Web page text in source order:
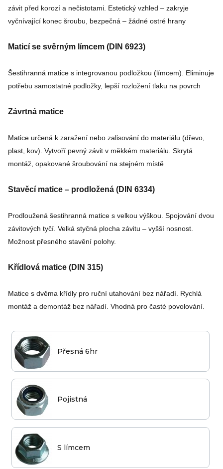
závit před korozí a nečistotami. Estetický vzhled – zakryje
vyčnívající konec šroubu, bezpečná – žádné ostré hrany
Maticí se svěrným límcem (DIN 6923)
Šestihranná matice s integrovanou podložkou (límcem). Eliminuje
potřebu samostatné podložky, lepší rozložení tlaku na povrch
Závrtná matice
Matice určená k zaražení nebo zalisování do materiálu (dřevo,
plast, kov). Vytvoří pevný závit v měkkém materiálu. Skrytá
montáž, opakované šroubování na stejném místě
Stavěcí matice – prodložená (DIN 6334)
Prodloužená šestihranná matice s velkou výškou. Spojování dvou
závitových tyčí. Velká styčná plocha závitu – vyšší nosnost.
Možnost přesného stavění polohy.
Křídlová matice (DIN 315)
Matice s dvěma křídly pro ruční utahování bez nářadí. Rychlá
montáž a demontáž bez nářadí. Vhodná pro časté povolování.
Přesná 6hr
Pojistná
S límcem